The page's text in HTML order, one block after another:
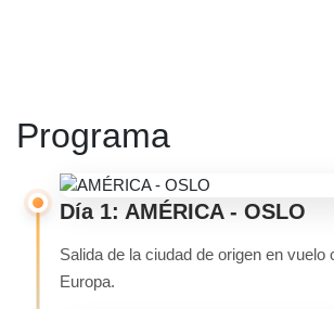
Programa
Día 1: AMÉRICA - OSLO
Salida de la ciudad de origen en vuelo
Europa.